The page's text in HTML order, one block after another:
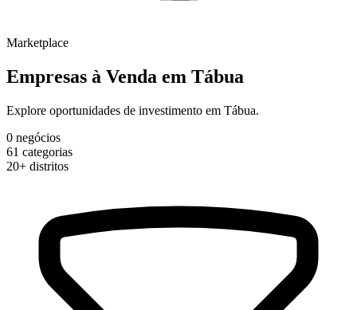
Marketplace
Empresas à Venda em Tábua
Explore oportunidades de investimento em Tábua.
0 negócios
61 categorias
20+ distritos